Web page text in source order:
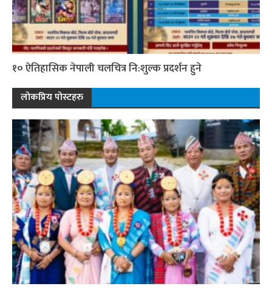
१० ऐतिहासिक नेपाली चलचित्र नि:शुल्क प्रदर्शन हुने
लोकप्रिय पोस्टहरु